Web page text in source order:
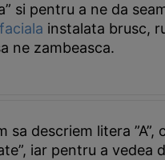
si pentru a ne da
instalata brusc,
ne zambeasca.
sa descriem litera ”A”,
iar pentru a vedea